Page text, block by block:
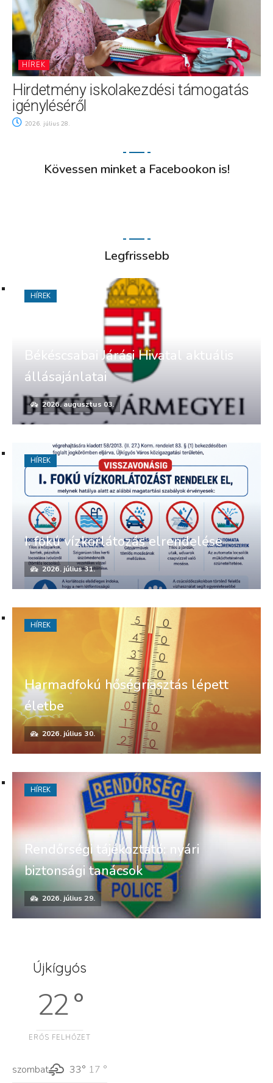
HÍREK
Hirdetmény iskolakezdési támogatás
igényléséről
2026. július 28.
Kövessen minket a Facebookon is!
Legfrissebb
Békéscsabai Járási Hivatal aktuális
állásajánlatai
2026. augusztus 03.
HÍREK
I. fokú vízkorlátozás elrendelése
2026. július 31.
HÍREK
Harmadfokú hőségriasztás lépett
életbe
2026. július 30.
HÍREK
Rendőrségi tájékoztató: nyári
biztonsági tanácsok
2026. július 29.
HÍREK
Újkígyós
22 °
ERŐS FELHŐZET
szombat 33° 17 °